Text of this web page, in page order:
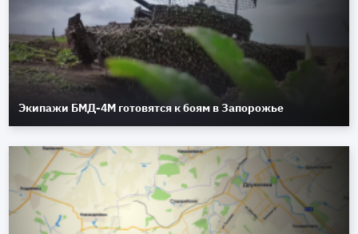
Экипажи БМД-4М готовятся к боям в Запорожье